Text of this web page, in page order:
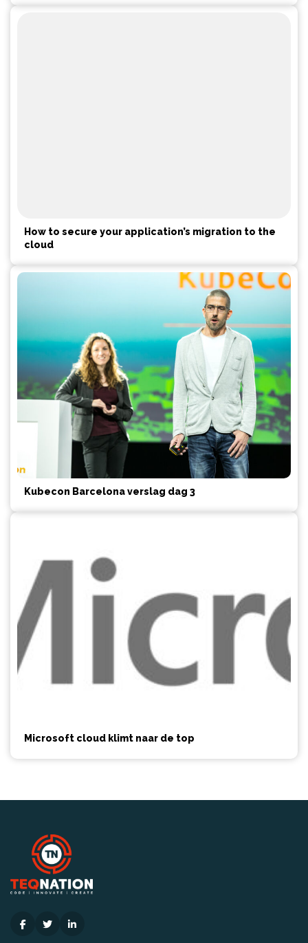
How to secure your application’s migration to the
cloud
Kubecon Barcelona verslag dag 3
Microsoft cloud klimt naar de top